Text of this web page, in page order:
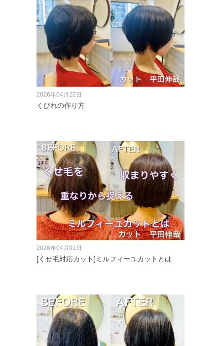
2026年04月22日
くびれの作り方
2026年04月01日
[くせ毛対応カット]ミルフィーユカットとは